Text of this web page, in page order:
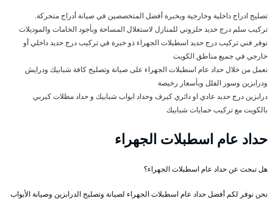
تصليح ادراج داخلية وخارجية وبخبرة أفضل المتخصصين في صيانة أدراج متحركة.
تركيب سلم درج حديد حلزوني للمنازل لاستغلال المساحة وبأجود الخامات والموديلات
نوفر فني تركيب درج حديد اسطبلات الجهراء ذو خبرة في تركيب درج حديد داخلي أو
خارجي في جميع مناطق الكويت
نعمل من خلال حداد عام اسطبلات الجهراء على صيانة وتصليح كافة شبابيك ودرايش
ودرابزين وسور الفلل وبأسعار رخيصة
درابزين درج حديد عادي او دائري كيرف وحداد ابواب شبابيك و حداد مظلات كيربي
بالكويت مع تركيب حمايات شبابيك
حداد عام اسطبلات الجهراء
هل تبحث عن حداد عام اسطبلات الجهراء؟
نحن نوفر لكم أفضل حداد عام اسطبلات الجهراء لصيانة وتصليح الدرابزين وصيانة الأبواب